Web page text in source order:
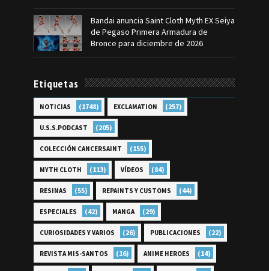
Bandai anuncia Saint Cloth Myth EX Seiya
de Pegaso Primera Armadura de
Bronce para diciembre de 2026
Etiquetas
NOTICIAS (1748) EXCLAMATION (257)
U.S.S.PODCAST (205)
COLECCIÓN CANCERSAINT (155)
MYTH CLOTH (113) VÍDEOS (84)
RESINAS (55) REPAINTS Y CUSTOMS (44)
ESPECIALES (42) MANGA (29)
CURIOSIDADES Y VARIOS (26) PUBLICACIONES (22)
REVISTA MIS-SANTOS (16) ANIME HEROES (14)